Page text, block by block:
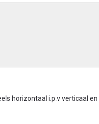
horizontaal i.p.v verticaal